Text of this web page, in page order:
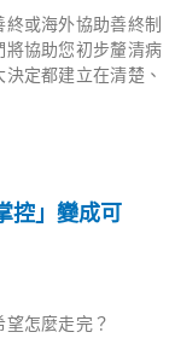
或海外協助善終制
協助您初步釐清病
定都建立在清楚、
控」變成可
怎麼走完？